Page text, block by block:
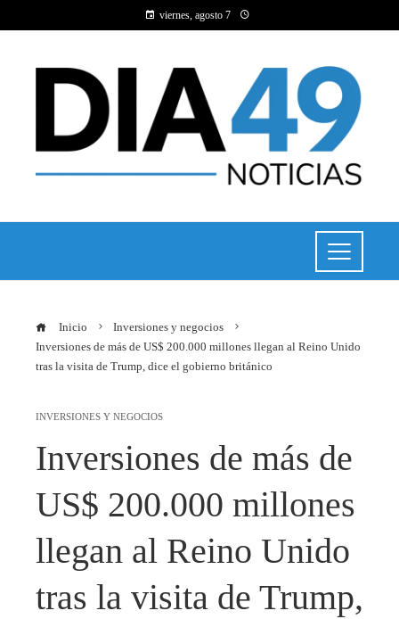
viernes, agosto 7
Inicio
Inversiones y negocios
Inversiones de más de US$ 200.000 millones llegan al Reino Unido
tras la visita de Trump, dice el gobierno británico
INVERSIONES Y NEGOCIOS
Inversiones de más de
US$ 200.000 millones
llegan al Reino Unido
tras la visita de Trump,